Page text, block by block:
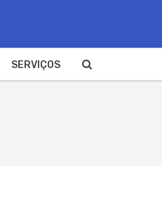
SERVIÇOS